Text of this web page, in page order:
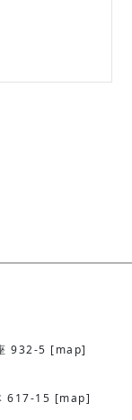
932-5 [map]
617-15 [map]